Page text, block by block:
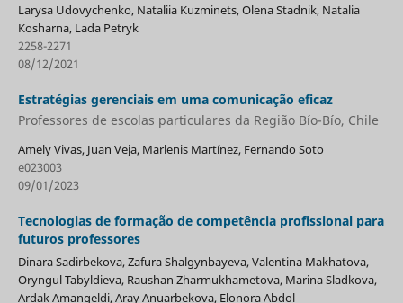
Larysa Udovychenko, Nataliia Kuzminets, Olena Stadnik, Natalia
Кosharna, Lada Petryk
2258-2271
08/12/2021
Estratégias gerenciais em uma comunicação eficaz
Professores de escolas particulares da Região Bío-Bío, Chile
Amely Vivas, Juan Veja, Marlenis Martínez, Fernando Soto
e023003
09/01/2023
Tecnologias de formação de competência profissional para
futuros professores
Dinara Sadirbekova, Zafura Shalgynbayeva, Valentina Мakhatova,
Oryngul Tabyldieva, Raushan Zharmukhametova, Marina Sladkova,
Ardak Amangeldi, Aray Anuarbekova, Elonora Abdol